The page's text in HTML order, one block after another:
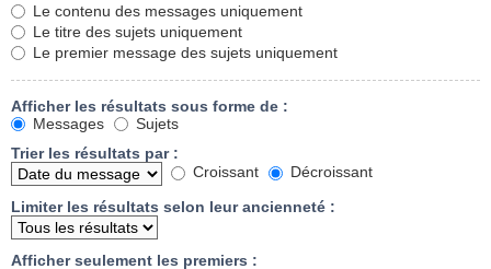
Le contenu des messages uniquement
Le titre des sujets uniquement
Le premier message des sujets uniquement
Afficher les résultats sous forme de :
Messages
Sujets
Trier les résultats par :
Croissant
Décroissant
Limiter les résultats selon leur ancienneté :
Afficher seulement les premiers :